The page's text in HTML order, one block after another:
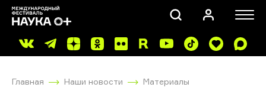
Главная Наши новости Материалы